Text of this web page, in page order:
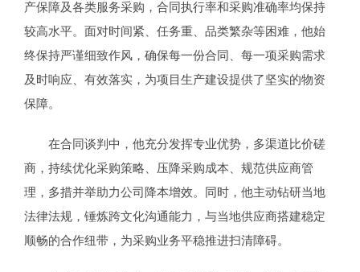
产保障及各类服务采购，合同执行率和采购准确率均保持
较高水平。面对时间紧、任务重、品类繁杂等困难，他始
终保持严谨细致作风，确保每一份合同、每一项采购需求
及时响应、有效落实，为项目生产建设提供了坚实的物资
保障。
在合同谈判中，他充分发挥专业优势，多渠道比价磋
商，持续优化采购策略、压降采购成本、规范供应商管
理，多措并举助力公司降本增效。同时，他主动钻研当地
法律法规，锤炼跨文化沟通能力，与当地供应商搭建稳定
顺畅的合作纽带，为采购业务平稳推进扫清障碍。